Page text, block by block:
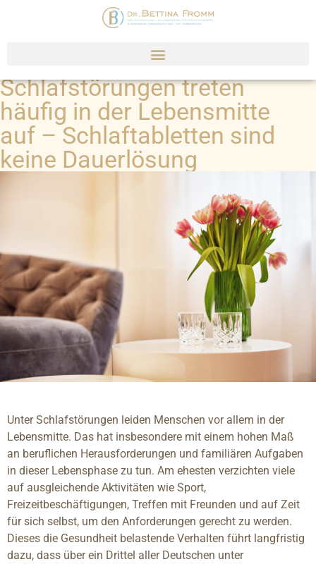
Schlafstörungen treten
häufig in der Lebensmitte
auf – Schlaftabletten sind
keine Dauerlösung
Unter Schlafstörungen leiden Menschen vor allem in der
Lebensmitte. Das hat insbesondere mit einem hohen Maß
an beruflichen Herausforderungen und familiären Aufgaben
in dieser Lebensphase zu tun. Am ehesten verzichten viele
auf ausgleichende Aktivitäten wie Sport,
Freizeitbeschäftigungen, Treffen mit Freunden und auf Zeit
für sich selbst, um den Anforderungen gerecht zu werden.
Dieses die Gesundheit belastende Verhalten führt langfristig
dazu, dass über ein Drittel aller Deutschen unter